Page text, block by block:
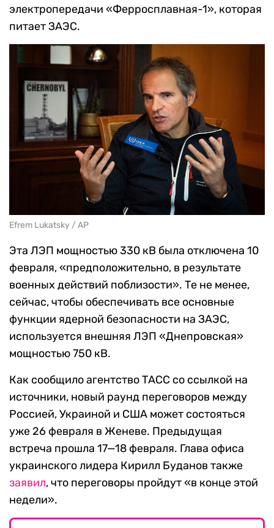
электропередачи «Ферросплавная-1», которая
питает ЗАЭС.
Efrem Lukatsky / AP
Эта ЛЭП мощностью 330 кВ была отключена 10
февраля, «предположительно, в результате
военных действий поблизости». Те не менее,
сейчас, чтобы обеспечивать все основные
функции ядерной безопасности на ЗАЭС,
используется внешняя ЛЭП «Днепровская»
мощностью 750 кВ.
Как сообщило агентство ТАСС со ссылкой на
источники, новый раунд переговоров между
Россией, Украиной и США может состояться
уже 26 февраля в Женеве. Предыдущая
встреча прошла 17—18 февраля. Глава офиса
украинского лидера Кирилл Буданов также
заявил, что переговоры пройдут «в конце этой
недели».